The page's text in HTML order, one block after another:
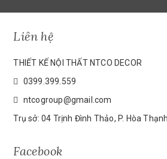
Liên hệ
THIẾT KẾ NỘI THẤT NTCO DECOR
0399.399.559
ntcogroup@gmail.com
Trụ sở: 04 Trịnh Đình Thảo, P. Hòa
Facebook